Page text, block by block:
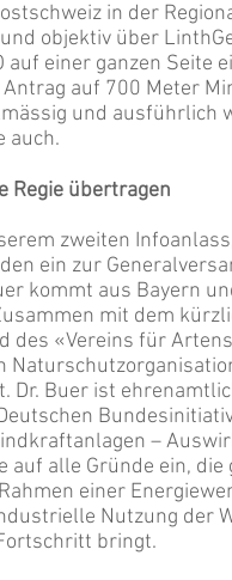
in der
objektiv über
einer ganzen Seite
auf 700 Meter
und ausführlich
auch.
Regie übertragen
zweiten
ein zur
kommt aus Bayern
mit dem
des «Vereins für
Buer ist
–
auf alle Gründe ein,
einer
Nutzung der
bringt.